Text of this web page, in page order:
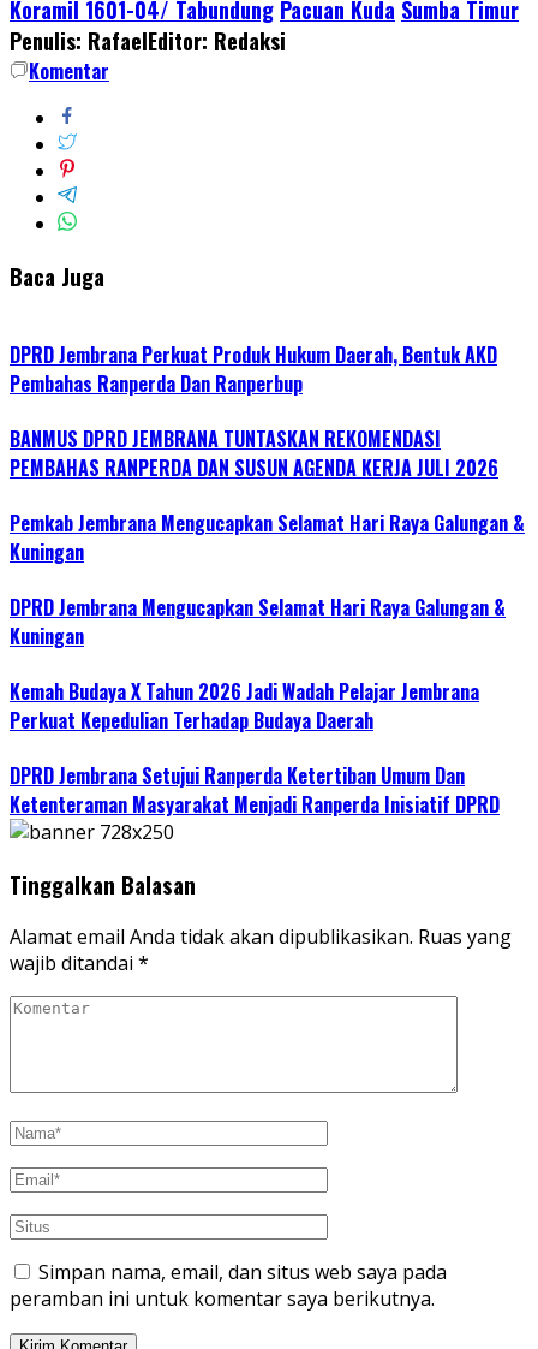
Share
Koramil 1601-04/ Tabundung Pacuan Kuda Sumba Timur
Penulis: RafaelEditor: Redaksi
Komentar
Baca Juga
DPRD Jembrana Perkuat Produk Hukum Daerah, Bentuk AKD
Pembahas Ranperda Dan Ranperbup
BANMUS DPRD JEMBRANA TUNTASKAN REKOMENDASI
PEMBAHAS RANPERDA DAN SUSUN AGENDA KERJA JULI 2026
Pemkab Jembrana Mengucapkan Selamat Hari Raya Galungan &
Kuningan
DPRD Jembrana Mengucapkan Selamat Hari Raya Galungan &
Kuningan
Kemah Budaya X Tahun 2026 Jadi Wadah Pelajar Jembrana
Perkuat Kepedulian Terhadap Budaya Daerah
DPRD Jembrana Setujui Ranperda Ketertiban Umum Dan
Ketenteraman Masyarakat Menjadi Ranperda Inisiatif DPRD
Tinggalkan Balasan
Alamat email Anda tidak akan dipublikasikan. Ruas yang
wajib ditandai *
Simpan nama, email, dan situs web saya pada
peramban ini untuk komentar saya berikutnya.